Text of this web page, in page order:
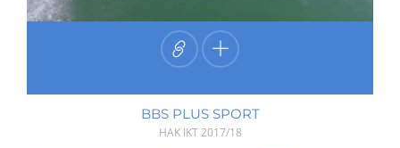
BBS PLUS SPORT
HAK IKT2017/18